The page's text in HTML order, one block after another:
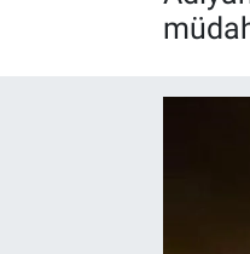
Tüm Manşetler